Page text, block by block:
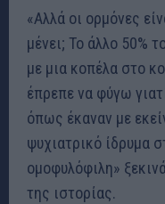
«Αλλά οι ορμόνες
μένει; Το άλλο 50%
με μια κοπέλα στο
έπρεπε να φύγω
όπως έκαναν με
ψυχιατρικό ίδρυμα
ομοφυλόφιλη»
της ιστορίας.